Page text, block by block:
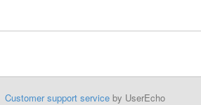
Customer support serviceby UserEcho